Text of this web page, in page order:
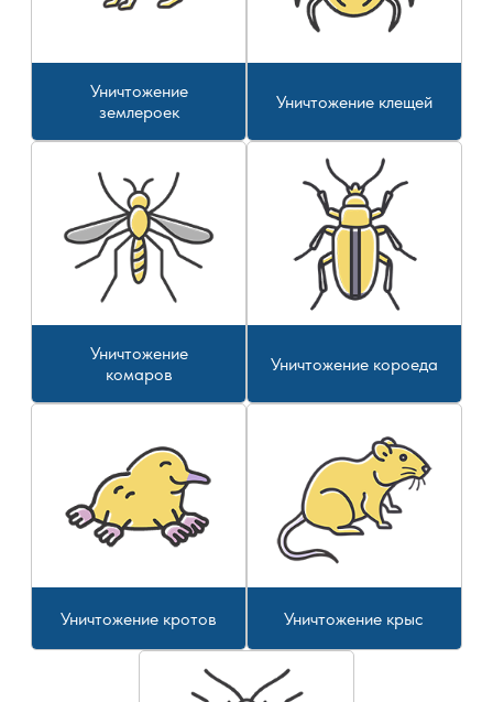
Уничтожение
землероек
Уничтожение клещей
Уничтожение
комаров
Уничтожение короеда
Уничтожение кротов Уничтожение крыс